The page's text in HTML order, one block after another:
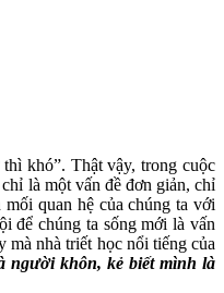
khó”. Thật vậy, trong cuộc
là một vấn đề đơn giản, chỉ
quan hệ của chúng ta với
để chúng ta sống mới là vấn
mà nhà triết học nổi tiếng của
người khôn, kẻ biết mình là